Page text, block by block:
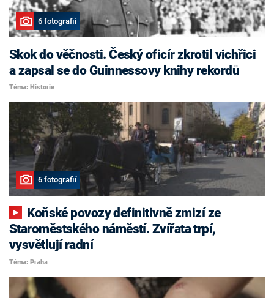
6 fotografií
Skok do věčnosti. Český oficír zkrotil vichřici
a zapsal se do Guinnessovy knihy rekordů
Téma: Historie
6 fotografií
Staroměstského náměstí. Zvířata trpí,
vysvětlují radní
Téma: Praha